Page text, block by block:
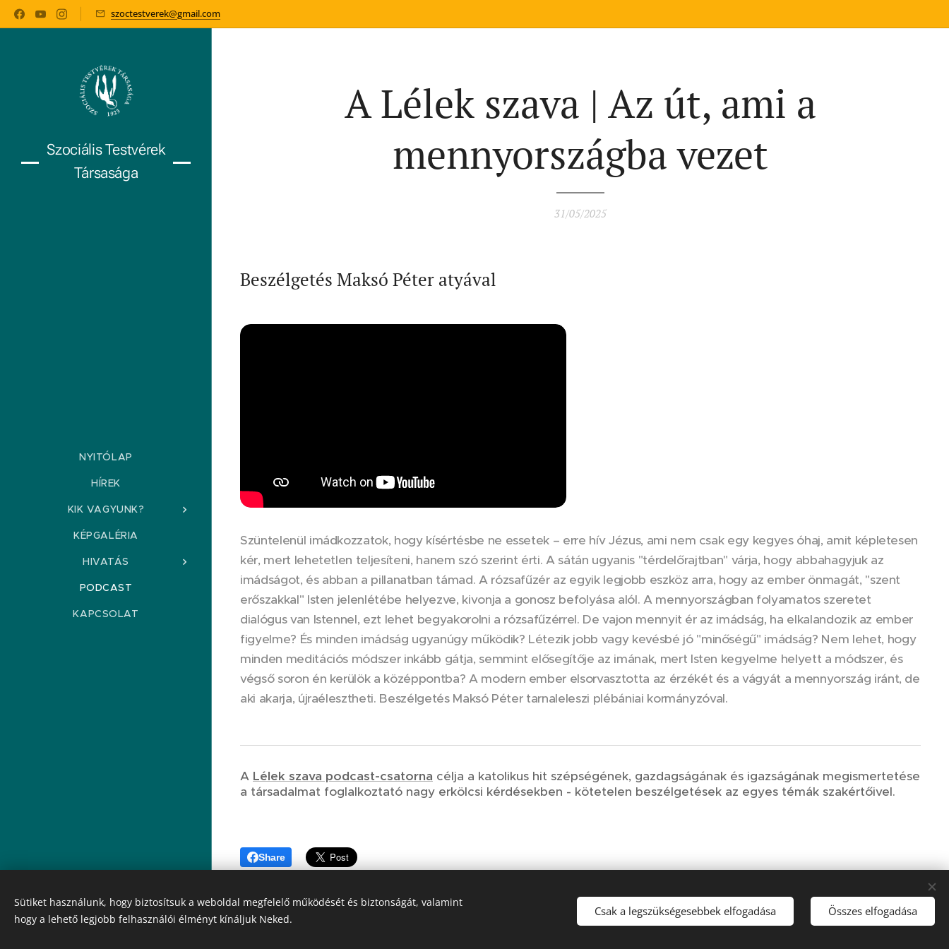
szoctestverek@gmail.com
Szociális Testvérek
Társasága
NYITÓLAP
HÍREK
KIK VAGYUNK?
KÉPGALÉRIA
HIVATÁS
PODCAST
KAPCSOLAT
A Lélek szava | Az út, ami a
mennyországba vezet
31/05/2025
Beszélgetés Maksó Péter atyával
Szüntelenül imádkozzatok, hogy kísértésbe ne essetek – erre hív Jézus, ami nem csak egy kegyes óhaj, amit képletesen
kér, mert lehetetlen teljesíteni, hanem szó szerint érti. A sátán ugyanis "térdelőrajtban" várja, hogy abbahagyjuk az
imádságot, és abban a pillanatban támad. A rózsafűzér az egyik legjobb eszköz arra, hogy az ember önmagát, "szent
erőszakkal" Isten jelenlétébe helyezve, kivonja a gonosz befolyása alól. A mennyországban folyamatos szeretet
dialógus van Istennel, ezt lehet begyakorolni a rózsafűzérrel. De vajon mennyit ér az imádság, ha elkalandozik az ember
figyelme? És minden imádság ugyanúgy működik? Létezik jobb vagy kevésbé jó "minőségű" imádság? Nem lehet, hogy
minden meditációs módszer inkább gátja, semmint elősegítője az imának, mert Isten kegyelme helyett a módszer, és
végső soron én kerülök a középpontba? A modern ember elsorvasztotta az érzékét és a vágyát a mennyország iránt, de
aki akarja, újraélesztheti. Beszélgetés Maksó Péter tarnaleleszi plébániai kormányzóval.
A Lélek szava podcast-csatorna célja a katolikus hit szépségének, gazdagságának és igazságának megismertetése
a társadalmat foglalkoztató nagy erkölcsi kérdésekben - kötetelen beszélgetések az egyes témák szakértőivel.
Share
Testvérek Társasága
| Minden jog fenntartva.
Sütiket használunk, hogy biztosítsuk a weboldal megfelelő működését és biztonságát, valamint
hogy a lehető legjobb felhasználói élményt kínáljuk Neked.
Csak a legszükségesebbek elfogadása Összes elfogadása